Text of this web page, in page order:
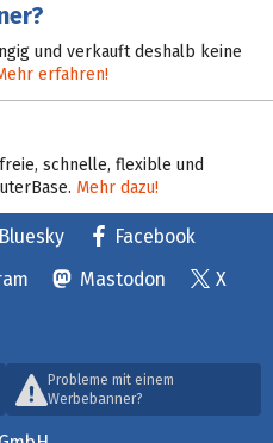
und verkauft deshalb keine
erfahren!
schnelle, flexible und
Mehr dazu!
Bluesky
Facebook
Mastodon
X
Probleme mit einem
Werbebanner?